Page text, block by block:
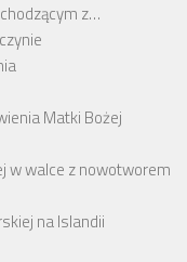
z…
Matki Bożej
w walce z nowotworem
na Islandii